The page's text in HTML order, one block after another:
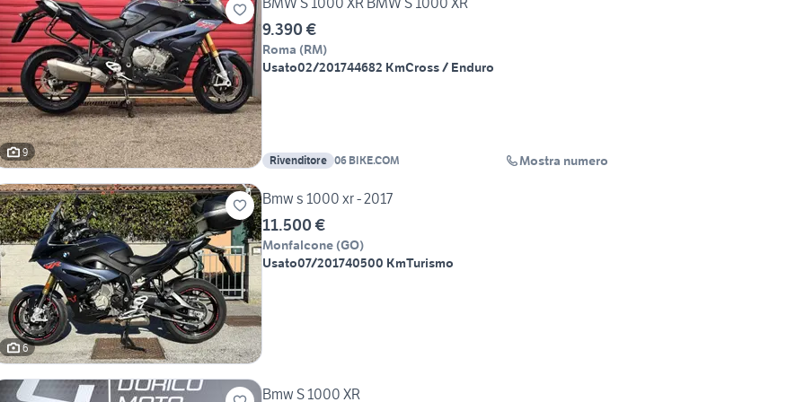
9
9.390 €
Roma (RM)
Usato02/201744682 KmCross / Enduro
Rivenditore 06 BIKE.COM Mostra numero
6
Bmw s 1000 xr - 2017
11.500 €
Monfalcone (GO)
Usato07/201740500 KmTurismo
Bmw S 1000 XR